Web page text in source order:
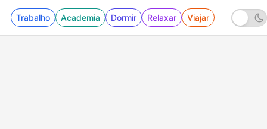
Trabalho Academia Dormir Relaxar Viajar